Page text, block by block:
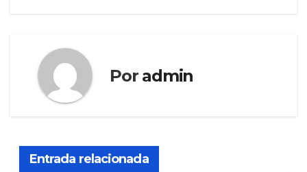
Por admin
Entrada relacionada